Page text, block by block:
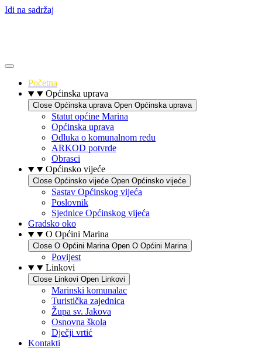
Idi na sadržaj
Početna
Općinska uprava
Close Općinska uprava Open Općinska uprava
Statut općine Marina
Općinska uprava
Odluka o komunalnom redu
ARKOD potvrde
Obrasci
Općinsko vijeće
Close Općinsko vijeće Open Općinsko vijeće
Sastav Općinskog vijeća
Poslovnik
Sjednice Općinskog vijeća
Gradsko oko
O Općini Marina
Close O Općini Marina Open O Općini Marina
Povijest
Linkovi
Close Linkovi Open Linkovi
Marinski komunalac
Turistička zajednica
Župa sv. Jakova
Osnovna škola
Dječji vrtić
Kontakti